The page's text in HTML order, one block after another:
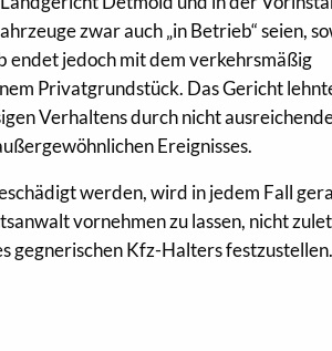
zwar auch „in Betrieb“ seien,
endet jedoch mit dem verkehrsmäßig
Privatgrundstück. Das Gericht
Verhaltens durch nicht
Ereignisses.
werden, wird in jedem Fall
vornehmen zu lassen, nicht
gegnerischen Kfz-Halters festzustellen.